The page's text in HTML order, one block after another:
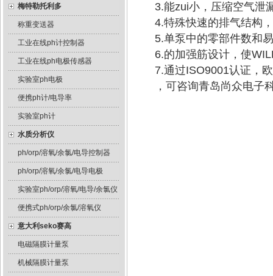
梅特勒托利多
称重变送器
工业在线ph计控制器
工业在线ph电极传感器
实验室ph电极
便携ph计/电导率
实验室ph计
水质分析仪
ph/orp/溶氧/余氯/电导控制器
ph/orp/溶氧/余氯/电导电极
实验室ph/orp/溶氧/电导/余氯仪
便携式ph/orp/余氯/溶氧仪
意大利seko赛高
电磁隔膜计量泵
机械隔膜计量泵
3.能zui小，压缩空气泄
4.特殊快速的排气结构
5.单泵中的零部件数和
6.的加强筋设计，使
7.通过ISO9001认证，
，可咨询青岛尚众电子